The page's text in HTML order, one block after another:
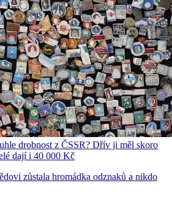
drobnost z ČSSR? Dřív ji měl skoro
dají i 40 000 Kč
zůstala hromádka odznaků a nikdo